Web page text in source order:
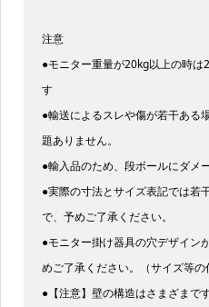
注意
●モニター重量が20kg以上の時は
す
●輸送によるスレや傷が若干ある
題ありません。
●輸入品のため、段ボールにダメ
●実際の寸法とサイズ表記では若
で、予めご了承ください。
●モニター掛け器具の穴デザイン
めご了承ください。（サイズ等の
●【注意】壁の構造はさまざまで